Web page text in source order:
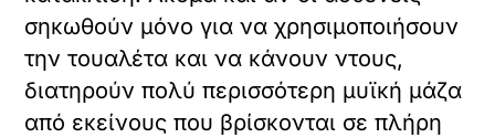
σηκωθούν μόνο για να χρησιμοποιήσουν
την τουαλέτα και να κάνουν ντους,
διατηρούν πολύ περισσότερη μυϊκή μάζα
από εκείνους που βρίσκονται σε πλήρη